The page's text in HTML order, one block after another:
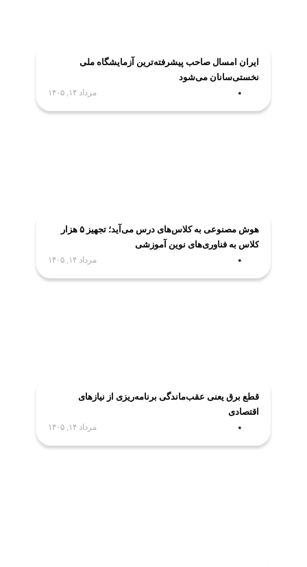
ایران امسال صاحب پیشرفته‌ترین آزمایشگاه ملی
نخستی‌سانان می‌شود
مرداد ۱۴, ۱۴۰۵
هوش مصنوعی به کلاس‌های درس می‌آید؛ تجهیز ۵ هزار
کلاس به فناوری‌های نوین آموزشی
مرداد ۱۴, ۱۴۰۵
قطع برق یعنی عقب‌ماندگی برنامه‌ریزی از نیازهای
اقتصادی
مرداد ۱۴, ۱۴۰۵